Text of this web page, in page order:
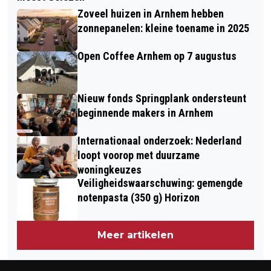
GRATIS VOORSPEL
TERUG
Zoveel huizen in Arnhem hebben
zonnepanelen: kleine toename in 2025
Open Coffee Arnhem op 7 augustus
Nieuw fonds Springplank ondersteunt
beginnende makers in Arnhem
Internationaal onderzoek: Nederland
loopt voorop met duurzame
woningkeuzes
Veiligheidswaarschuwing: gemengde
notenpasta (350 g) Horizon
Meer artikelen